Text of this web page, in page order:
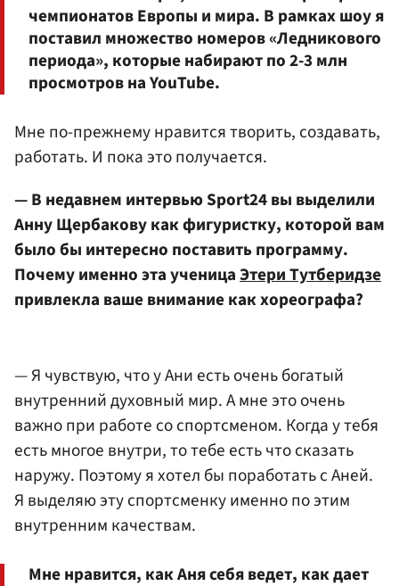
чемпионатов Европы и мира. В рамках шоу я
поставил множество номеров «Ледникового
периода», которые набирают по 2-3 млн
просмотров на YouTube.
Мне по-прежнему нравится творить, создавать,
работать. И пока это получается.
— В недавнем интервью Sport24 вы выделили
Анну Щербакову как фигуристку, которой вам
было бы интересно поставить программу.
Почему именно эта ученицаЭтери Тутберидзе
привлекла ваше внимание как хореографа?
— Я чувствую, что у Ани есть очень богатый
внутренний духовный мир. А мне это очень
важно при работе со спортсменом. Когда у тебя
есть многое внутри, то тебе есть что сказать
наружу. Поэтому я хотел бы поработать с Аней.
Я выделяю эту спортсменку именно по этим
внутренним качествам.
Мне нравится, как Аня себя ведет, как дает